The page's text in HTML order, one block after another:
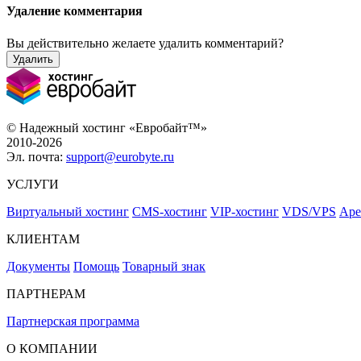
Удаление комментария
Вы действительно желаете удалить комментарий?
Удалить
© Надежный хостинг «Евробайт™»
2010-2026
Эл. почта: support@eurobyte.ru
УСЛУГИ
Виртуальный хостинг CMS-хостинг VIP-хостинг VDS/VPS
КЛИЕНТАМ
Документы Помощь Товарный знак
ПАРТНЕРАМ
Партнерская программа
О КОМПАНИИ